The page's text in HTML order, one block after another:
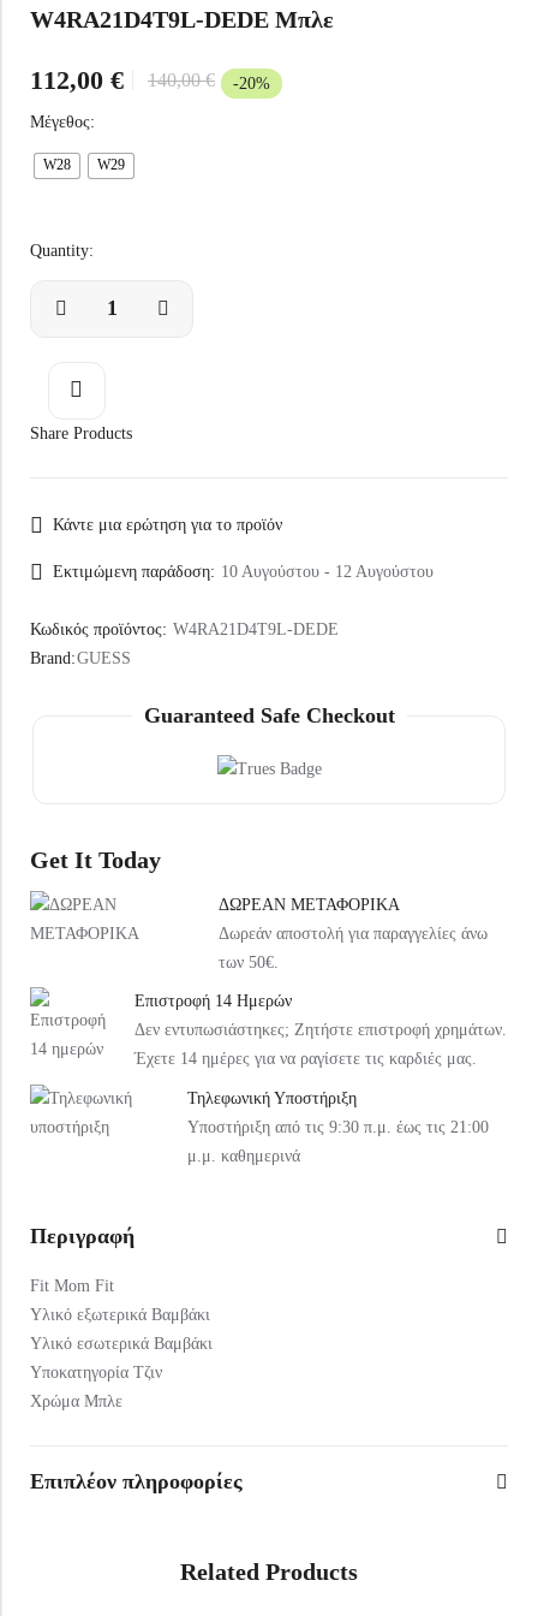
W4RA21D4T9L-DEDE Μπλε
112,00 € 140,00€ -20%
Μέγεθος:
W28 W29
Quantity:
Share Products
Κάντε μια ερώτηση για το προϊόν
Εκτιμώμενη παράδοση: 10 Αυγούστου - 12 Αυγούστου
Κωδικός προϊόντος: W4RA21D4T9L-DEDE
Brand:GUESS
Guaranteed Safe Checkout
Get It Today
ΔΩΡΕΑΝ ΜΕΤΑΦΟΡΙΚΑ
Δωρεάν αποστολή για παραγγελίες άνω
των 50€.
Επιστροφή 14 Ημερών
Δεν εντυπωσιάστηκες; Ζητήστε επιστροφή χρημάτων.
Έχετε 14 ημέρες για να ραγίσετε τις καρδιές μας.
Τηλεφωνική Υποστήριξη
Υποστήριξη από τις 9:30 π.μ. έως τις 21:00
μ.μ. καθημερινά
Περιγραφή
Fit Mom Fit
Υλικό εξωτερικά Βαμβάκι
Υλικό εσωτερικά Βαμβάκι
Υποκατηγορία Τζιν
Χρώμα Μπλε
Επιπλέον πληροφορίες
Related Products